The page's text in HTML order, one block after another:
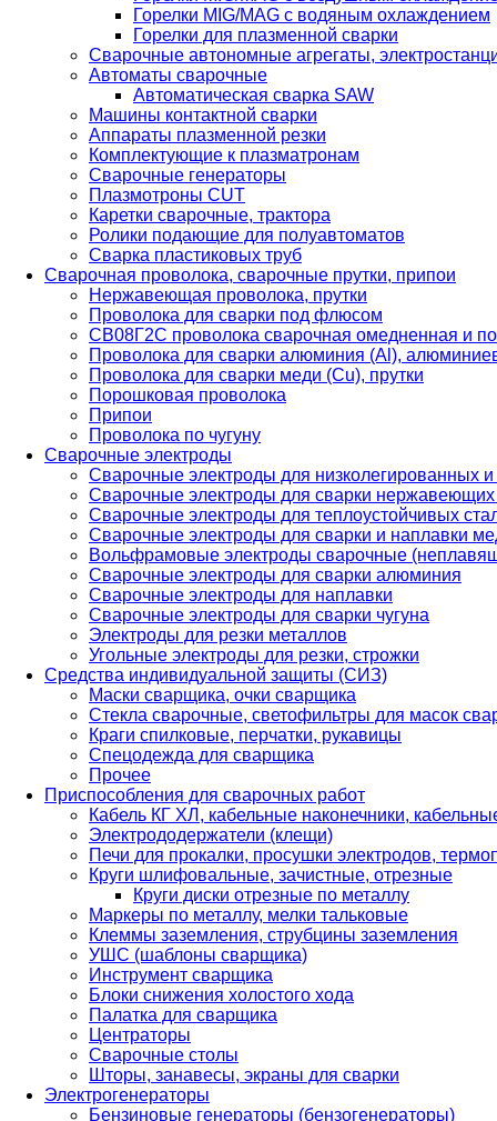
Горелки MIG/MAG с водяным охлаждением
Горелки для плазменной сварки
Сварочные автономные агрегаты,
Автоматы сварочные
Автоматическая сварка SAW
Машины контактной сварки
Аппараты плазменной резки
Комплектующие к плазматронам
Сварочные генераторы
Плазмотроны CUT
Каретки сварочные, трактора
Ролики подающие для полуавтоматов
Сварка пластиковых труб
Сварочная проволока, сварочные прутки, припои
Нержавеющая проволока, прутки
Проволока для сварки под флюсом
СВ08Г2С проволока сварочная омедненная и
Проволока для сварки алюминия (Al),
Проволока для сварки меди (Cu), прутки
Порошковая проволока
Припои
Проволока по чугуну
Сварочные электроды
Сварочные электроды для низколегированных и
Сварочные электроды для сварки
Сварочные электроды для теплоустойчивых
Сварочные электроды для сварки и наплавки
Вольфрамовые электроды сварочные
Сварочные электроды для сварки алюминия
Сварочные электроды для наплавки
Сварочные электроды для сварки чугуна
Электроды для резки металлов
Угольные электроды для резки, строжки
Средства индивидуальной защиты (СИЗ)
Маски сварщика, очки сварщика
Стекла сварочные, светофильтры для масок
Краги спилковые, перчатки, рукавицы
Спецодежда для сварщика
Прочее
Приспособления для сварочных работ
Кабель КГ ХЛ, кабельные наконечники,
Электрододержатели (клещи)
Печи для прокалки, просушки электродов,
Круги шлифовальные, зачистные, отрезные
Круги диски отрезные по металлу
Маркеры по металлу, мелки тальковые
Клеммы заземления, струбцины заземления
УШС (шаблоны сварщика)
Инструмент сварщика
Блоки снижения холостого хода
Палатка для сварщика
Центраторы
Сварочные столы
Шторы, занавесы, экраны для сварки
Электрогенераторы
Бензиновые генераторы (бензогенераторы)